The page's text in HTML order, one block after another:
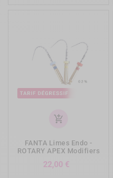
add_shopping_cart
FANTA Limes Endo -
ROTARY APEX Modifiers
22,00 €